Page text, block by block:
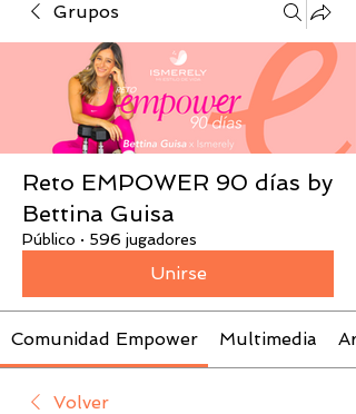
Grupos
Reto EMPOWER 90 días by
Bettina Guisa
Público · 596 jugadores
Unirse
Comunidad Empower Multimedia
Volver